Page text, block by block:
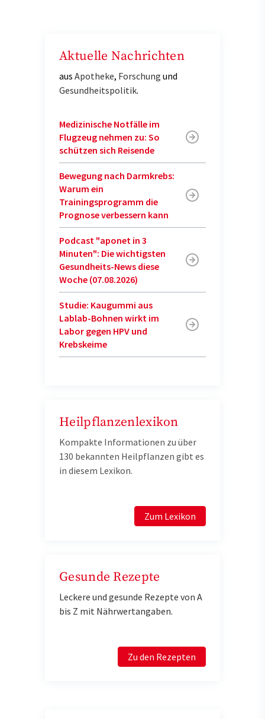
Aktuelle Nachrichten
aus Apotheke, Forschung und
Gesundheitspolitik.
Medizinische Notfälle im
Flugzeug nehmen zu: So
schützen sich Reisende
Bewegung nach Darmkrebs:
Warum ein
Trainingsprogramm die
Prognose verbessern kann
Podcast "aponet in 3
Minuten": Die wichtigsten
Gesundheits-News diese
Woche (07.08.2026)
Studie: Kaugummi aus
Lablab-Bohnen wirkt im
Labor gegen HPV und
Krebskeime
Heilpflanzenlexikon
Kompakte Informationen zu über
130 bekannten Heilpflanzen gibt es
in diesem Lexikon.
Zum Lexikon
Gesunde Rezepte
Leckere und gesunde Rezepte von A
bis Z mit Nährwertangaben.
Zu den Rezepten